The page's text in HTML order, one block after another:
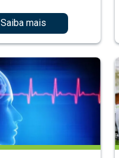
Saiba mais